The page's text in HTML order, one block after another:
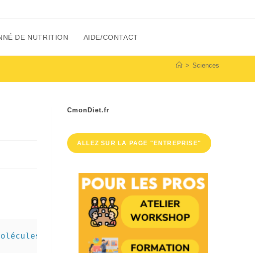
DE NUTRITION AIDE/CONTACT
> Sciences
hydrophobes ou amphipathiques
CmonDiet.fr
ALLEZ SUR LA PAGE "ENTREPRISE"